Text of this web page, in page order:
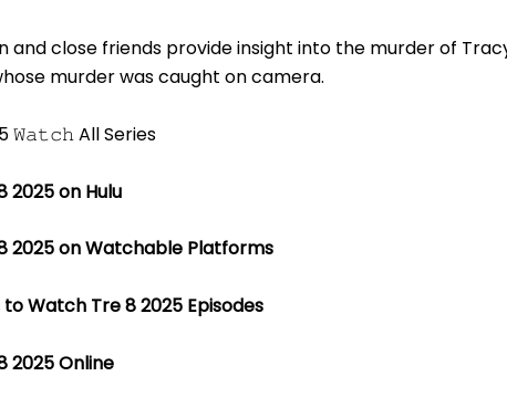
and close friends provide insight into the murder of
murder was caught on camera.
2025 on Hulu
2025 on Watchable Platforms
Watch Tre 8 2025 Episodes
2025 Online